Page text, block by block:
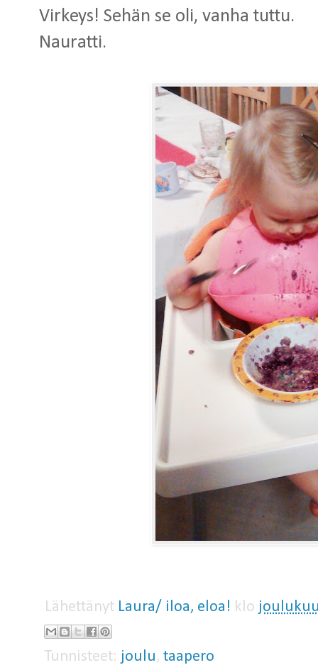
Virkeys! Sehän se oli, vanha tuttu.
Nauratti.
Lähettänyt Laura/ iloa, eloa! klo
Tunnisteet: joulu, taapero